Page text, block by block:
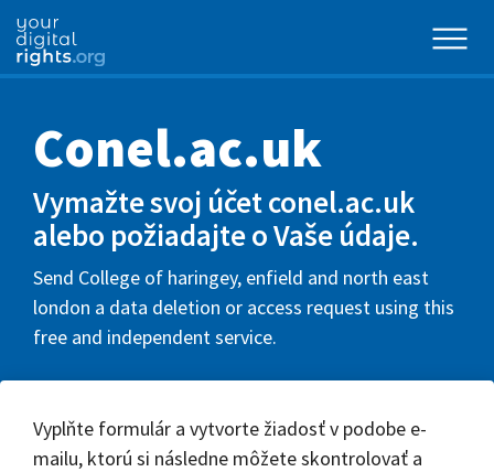
Conel.ac.uk
Vymažte svoj účet conel.ac.uk
alebo požiadajte o Vaše údaje.
Send College of haringey, enfield and north east
london a data deletion or access request using this
free and independent service.
Vyplňte formulár a vytvorte žiadosť v podobe e-
mailu, ktorú si následne môžete skontrolovať a